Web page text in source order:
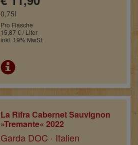
0,75l
Pro Flasche
15,87 € / Liter
inkl. 19% MwSt.
La Rifra Cabernet Sauvignon
»Tremante« 2022
Garda DOC · Italien